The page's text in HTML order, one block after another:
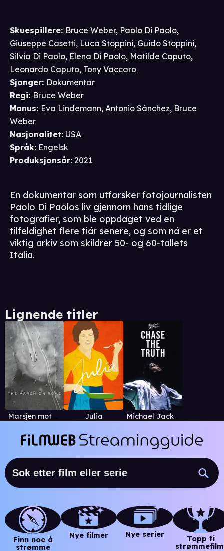
Skuespillere: Bruce Weber, Paolo Di Paolo,
Giuseppe Casetti, Luca Stoppini, Guido Stoppini,
Silvia Di Paolo, Elena Di Paolo, Matilde Caputo,
Leonardo Caputo, Tony Vaccaro
Sjanger: Dokumentar
Regi: Bruce Weber
Manus: Eva Lindemann, Antonio Sánchez, Bruce
Weber
Nasjonalitet: USA
Språk: Engelsk
Produksjonsår: 2021
En dokumentar som utforsker fotojournalisten
Paolo Di Paolos liv gjennom hans tidlige
fotografier, som ble oppdaget ved en
tilfeldighet flere tiår senere, og som nå er et
viktig arkiv som skildrer 50- og 60-tallets
Italia.
Lignende titler
Marsjen mot Roma Julia Michael Jackson: Chase the Truth
Finn noe å
strømme
Nye filmer Nye serier
Topp ti